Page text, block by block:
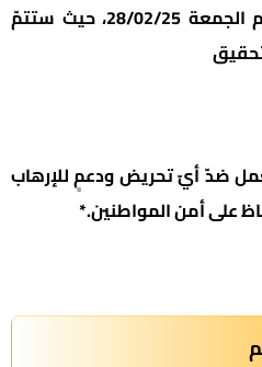
قرار بتمديد توقيفه حتّى يوم الجمعة 28/02/25، حيث ستتمّ
ضدّ أيّ تحريض ودعمٍ للإرهاب
على أمن المواطنين.*